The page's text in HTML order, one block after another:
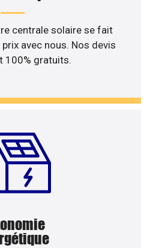
centrale solaire se fait
avec nous. Nos devis
100% gratuits.